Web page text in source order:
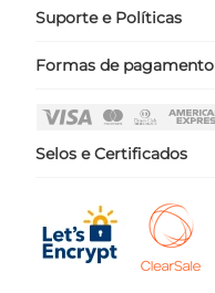
Meus Dados
Suporte e Políticas
Políticas
Fale Conosco
Formas de pagamento
Selos e Certificados